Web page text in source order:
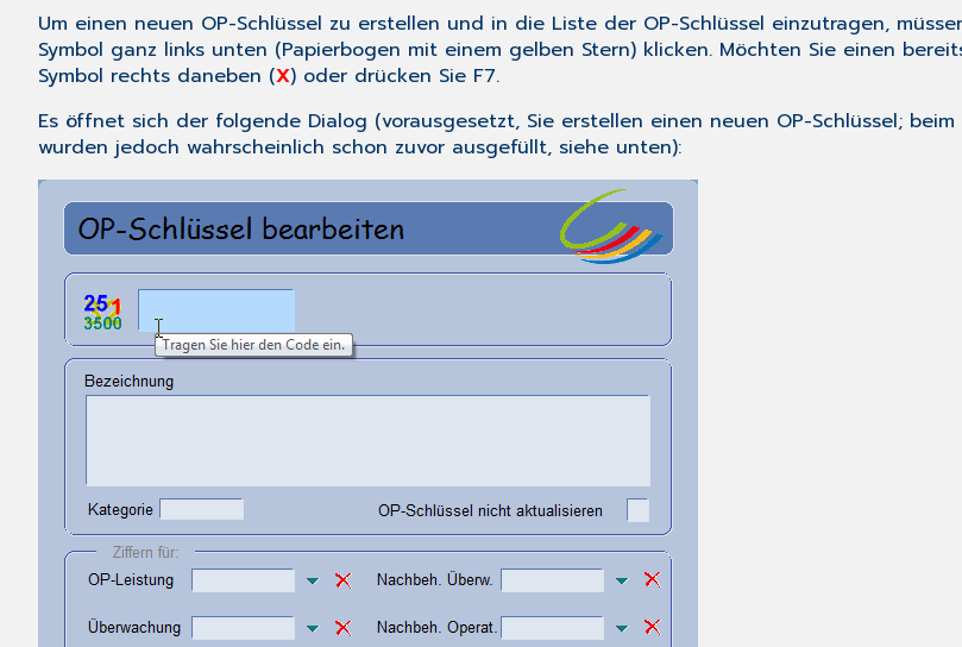
Um einen neuen OP-Schlüssel zu erstellen und in die Liste der OP-Schlüssel einzutragen,
Symbol ganz links unten (Papierbogen mit einem gelben Stern) klicken. Möchten Sie einen
Symbol rechts daneben (X) oder drücken Sie F7.
Es öffnet sich der folgende Dialog (vorausgesetzt, Sie erstellen einen neuen OP-Schlüssel;
wurden jedoch wahrscheinlich schon zuvor ausgefüllt, siehe unten):